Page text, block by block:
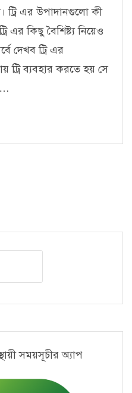
ট্রি এর উপাদানগুলো কী
এর কিছু বৈশিষ্ট্য নিয়েও
দেখব ট্রি এর
ট্রি ব্যবহার করতে হয় সে
সময়সূচীর অ্যাপ